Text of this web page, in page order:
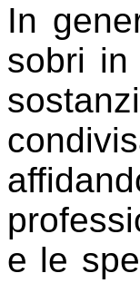
In
sobri in
e le